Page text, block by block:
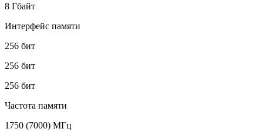
8 Гбайт
Интерфейс памяти
256 бит
256 бит
256 бит
Частота памяти
1750 (7000) МГц